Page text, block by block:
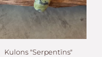
Kulons "Serpentīns"